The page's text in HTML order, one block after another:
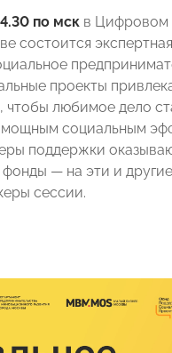
по мск в Цифровом
состоится
проекты
чтобы любимое дело
социальным
поддержки
— на эти и
сессии.